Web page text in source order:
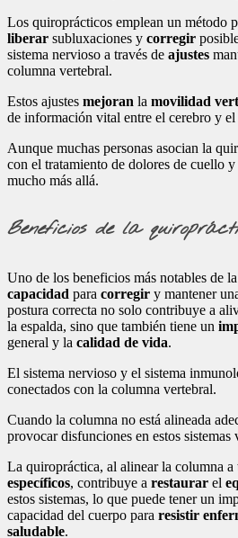
Los quiroprácticos emplean un método
liberar subluxaciones y corregir
sistema nervioso a través de ajustes
columna vertebral.
Estos ajustes mejoran la movilidad
de información vital entre el cerebro y el
Aunque muchas personas asocian la
con el tratamiento de dolores de cuello
mucho más allá.
Beneficios de la
Uno de los beneficios más notables de
capacidad para corregir y mantener
postura correcta no solo contribuye a
la espalda, sino que también tiene un
general y la calidad de vida.
El sistema nervioso y el sistema
conectados con la columna vertebral.
Cuando la columna no está alineada
provocar disfunciones en estos sistemas
La quiropráctica, al alinear la columna a
específicos, contribuye a restaurar el
estos sistemas, lo que puede tener un
capacidad del cuerpo para resistir
saludable.